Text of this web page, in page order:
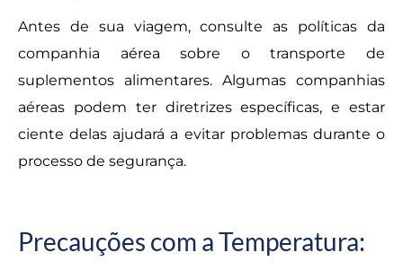
Antes de sua viagem, consulte as políticas da
companhia aérea sobre o transporte de
suplementos alimentares. Algumas companhias
aéreas podem ter diretrizes específicas, e estar
ciente delas ajudará a evitar problemas durante o
processo de segurança.
Precauções com a Temperatura: